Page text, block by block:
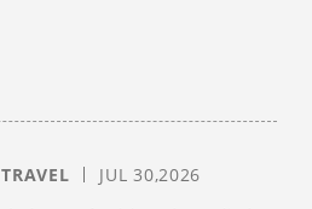
TRAVEL JUL 30,2026